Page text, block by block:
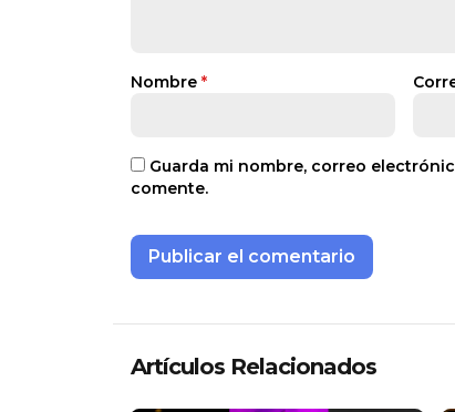
Nombre *
Guarda mi nombre, correo
comente.
Artículos Relacionados